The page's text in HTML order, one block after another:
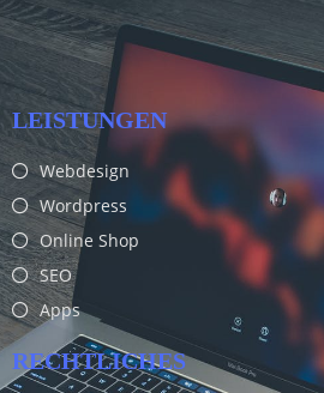
LEISTUNGEN
Webdesign
Wordpress
Online Shop
SEO
Apps
RECHTLICHES